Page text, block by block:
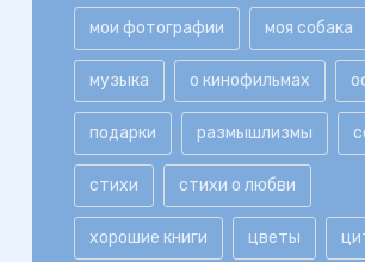
мои фотографии моя собака
музыка о кинофильмах
подарки размышлизмы
стихи стихи о любви
хорошие книги цветы